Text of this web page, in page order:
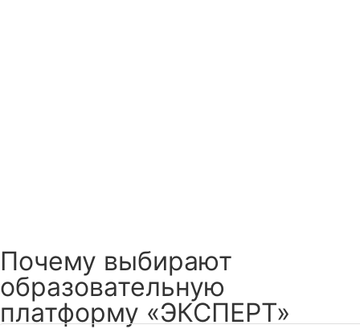
Почему выбирают
образовательную
платформу «ЭКСПЕРТ»